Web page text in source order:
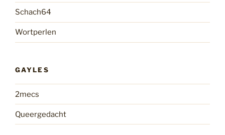
Schach64
Wortperlen
GAYLES
2mecs
Queergedacht